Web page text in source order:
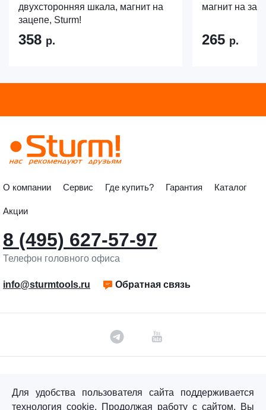
двухсторонняя шкала, магнит на
зацепе, Sturm!
358 р.
магнит на
265 р.
О компании Сервис Где купить? Гарантия Каталог
Акции
8 (495) 627-57-97
Телефон головного офиса
info@sturmtools.ru Обратная связь
Все права защищены.
Для удобства пользователя сайта поддерживается
технология cookie. Продолжая работу с сайтом, Вы